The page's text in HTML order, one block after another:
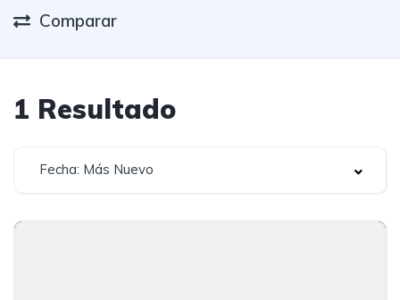
Comparar
1 Resultado
Fecha: Más Nuevo